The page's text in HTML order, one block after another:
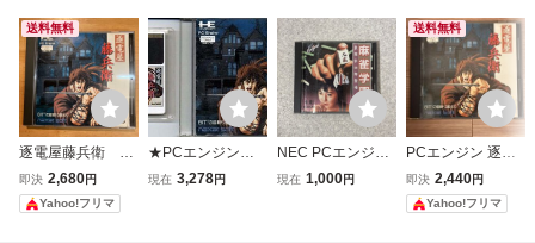
送料無料
逐電屋藤兵衛 P
Cエンジン ナグザ
ット
即決 2,680円
Yahoo!フリマ
★PCエンジン★H
uカード★【逐電
現在 3,278円
NEC PCエンジン
HuCARD 麻雀学
現在 1,000円
送料無料
PCエンジン 逐電
屋 藤兵衛 ナグザ
ット 箱説付
即決 2,440円
Yahoo!フリマ